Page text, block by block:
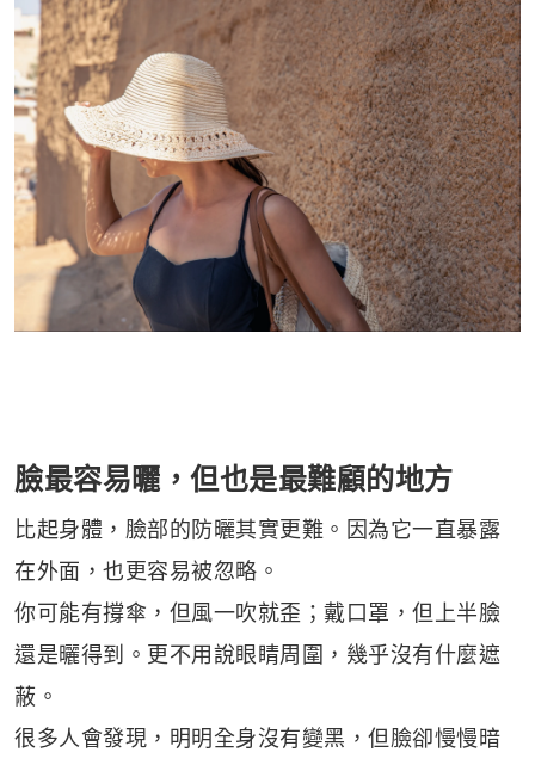
臉最容易曬，但也是最難顧的地方
比起身體，臉部的防曬其實更難。因為它一直暴露
在外面，也更容易被忽略。
你可能有撐傘，但風一吹就歪；戴口罩，但上半臉
還是曬得到。更不用說眼睛周圍，幾乎沒有什麼遮
蔽。
很多人會發現，明明全身沒有變黑，但臉卻慢慢暗